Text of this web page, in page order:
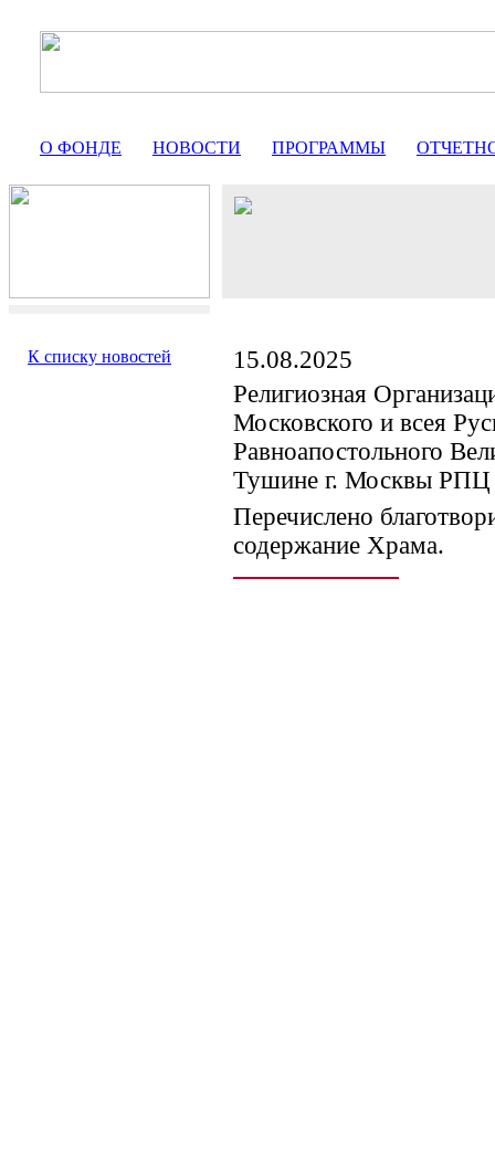
О ФОНДЕ НОВОСТИ ПРОГРАММЫ
К списку новостей
15.08.2025
Религиозная
Московского и всея
Равноапостольного
Тушине г. Москвы РПЦ
Перечислено
содержание Храма.